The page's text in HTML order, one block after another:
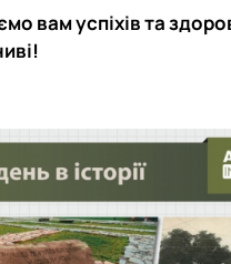
вам успіхів та